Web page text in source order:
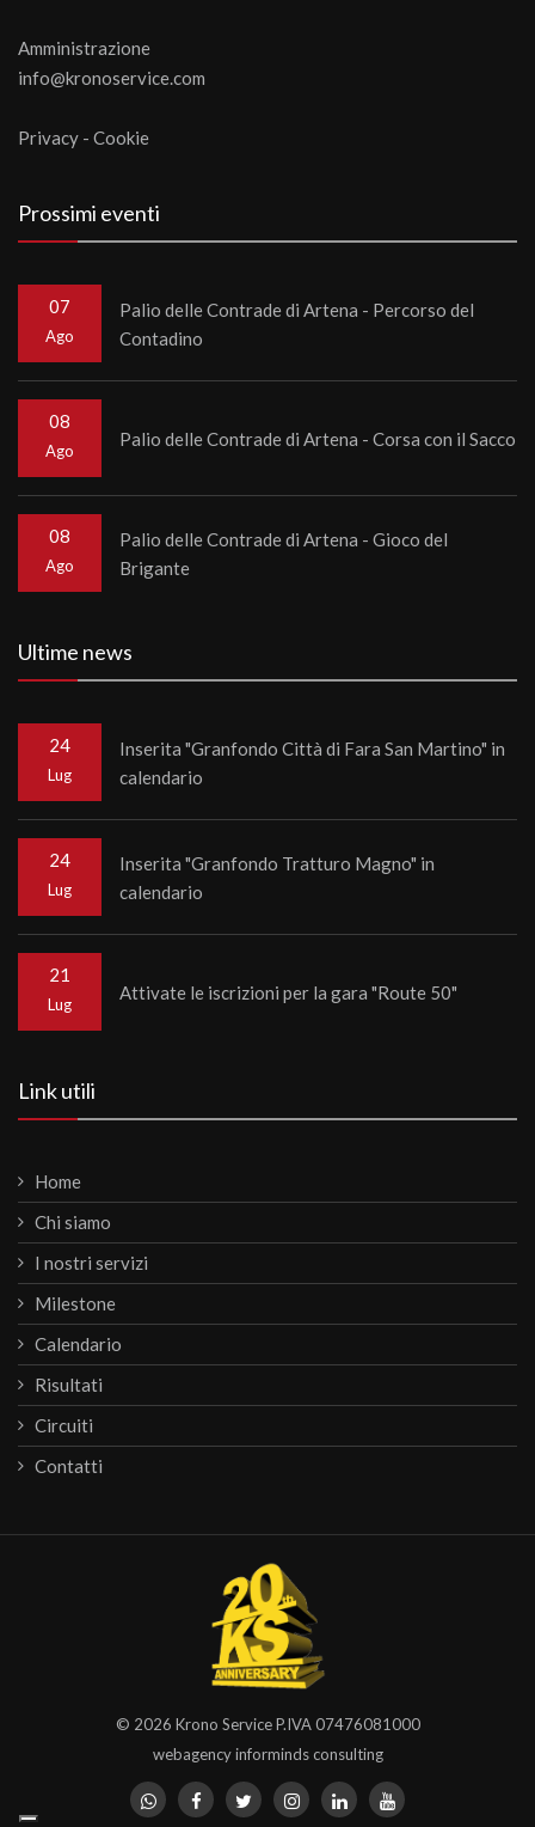
Amministrazione
info@kronoservice.com
Privacy - Cookie
Prossimi eventi
07
Ago
Palio delle Contrade di Artena - Percorso del
Contadino
08
Ago
Palio delle Contrade di Artena - Corsa con il Sacco
08
Ago
Palio delle Contrade di Artena - Gioco del
Brigante
Ultime news
24
Lug
Inserita "Granfondo Città di Fara San Martino" in
calendario
24
Lug
Inserita "Granfondo Tratturo Magno" in
calendario
21
Lug
Attivate le iscrizioni per la gara "Route 50"
Link utili
Home
Chi siamo
I nostri servizi
Milestone
Calendario
Risultati
Circuiti
Contatti
© 2026 Krono ServiceP.IVA 07476081000
webagency informinds consulting